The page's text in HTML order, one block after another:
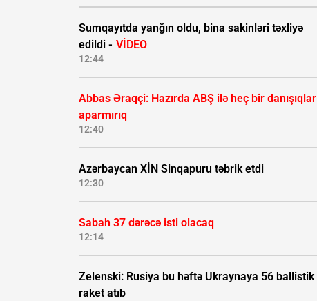
Sumqayıtda yanğın oldu, bina sakinləri təxliyə
edildi - VİDEO
12:44
Abbas Əraqçi: Hazırda ABŞ ilə heç bir danışıqlar
aparmırıq
12:40
Azərbaycan XİN Sinqapuru təbrik etdi
12:30
Sabah 37 dərəcə isti olacaq
12:14
Zelenski: Rusiya bu həftə Ukraynaya 56 ballistik
raket atıb